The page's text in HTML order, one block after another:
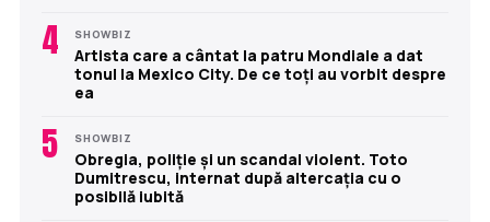
4 SHOWBIZ
Artista care a cântat la patru Mondiale a dat
tonul la Mexico City. De ce toți au vorbit despre
ea
5 SHOWBIZ
Obregia, poliție și un scandal violent. Toto
Dumitrescu, internat după altercația cu o
posibilă iubită